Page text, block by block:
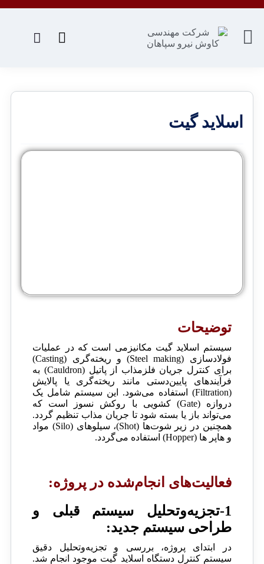
اسلاید گیت
توضیحات
سیستم اسلاید گیت مکانیزمی است که در عملیات
فولادسازی (Steel making) و ریخته‌گری (Casting)
برای کنترل جریان فلزمذاب از پاتیل (Cauldron) به
فرآیندهای پایین‌دستی مانند ریخته‌گری یا پالایش
(Filtration) استفاده می‌شود. این سیستم شامل یک
دروازه (Gate) کشویی با روکش نسوز است که
می‌تواند باز یا بسته شود تا جریان مذاب تنظیم گردد.
همچنین در زیر شوت‌ها (Shot)، سیلوهای (Silo) مواد
و هاپر ها (Hopper) استفاده می‌گردد.
فعالیت‌های انجام‌شده در پروژه:
1-تجزیه‌وتحلیل سیستم قبلی و
طراحی سیستم جدید:
در ابتدای پروژه، بررسی و تجزیه‌وتحلیل دقیق
سیستم کنترل دستگاه اسلاید گیت موجود انجام شد.